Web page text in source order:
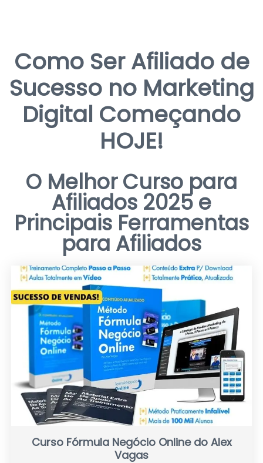
Como Ser Afiliado de
Sucesso no Marketing
Digital Começando
HOJE!
O Melhor Curso para
Afiliados 2025 e
Principais Ferramentas
para Afiliados
Curso Fórmula Negócio Online do Alex
Vagas